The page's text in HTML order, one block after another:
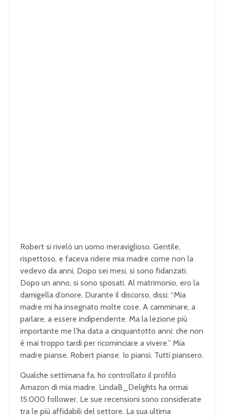
Robert si rivelò un uomo meraviglioso. Gentile,
rispettoso, e faceva ridere mia madre come non la
vedevo da anni. Dopo sei mesi, si sono fidanzati.
Dopo un anno, si sono sposati. Al matrimonio, ero la
damigella d’onore. Durante il discorso, dissi: “Mia
madre mi ha insegnato molte cose. A camminare, a
parlare, a essere indipendente. Ma la lezione più
importante me l’ha data a cinquantotto anni: che non
è mai troppo tardi per ricominciare a vivere.” Mia
madre pianse. Robert pianse. Io piansi. Tutti piansero.
Qualche settimana fa, ho controllato il profilo
Amazon di mia madre. LindaB_Delights ha ormai
15.000 follower. Le sue recensioni sono considerate
tra le più affidabili del settore. La sua ultima